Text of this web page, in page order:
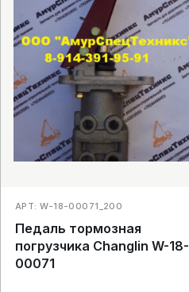
АРТ: W-18-00071_200
Педаль тормозная
погрузчика Changlin W-18-
00071